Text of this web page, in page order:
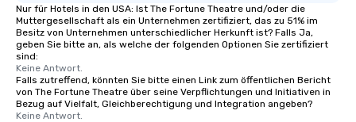
Nur für Hotels in den USA: Ist The Fortune Theatre und/oder die
Muttergesellschaft als ein Unternehmen zertifiziert, das zu 51% im
Besitz von Unternehmen unterschiedlicher Herkunft ist? Falls Ja,
geben Sie bitte an, als welche der folgenden Optionen Sie zertifiziert
sind:
Keine Antwort.
Falls zutreffend, könnten Sie bitte einen Link zum öffentlichen Bericht
von The Fortune Theatre über seine Verpflichtungen und Initiativen in
Bezug auf Vielfalt, Gleichberechtigung und Integration angeben?
Keine Antwort.